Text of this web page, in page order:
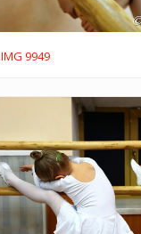
IMG 9949